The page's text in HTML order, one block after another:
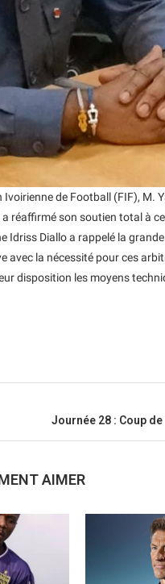
de Football (FIF), M.
réaffirmé son soutien total à
Idriss Diallo a rappelé la
avec la nécessité pour ces
disposition les moyens
Journée 28 : Coup
AIMER